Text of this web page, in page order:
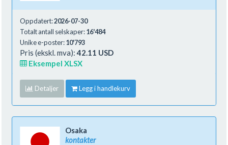
Oppdatert:2026-07-30
Totalt antall selskaper:16'484
Unike e-poster:10'793
Pris (ekskl. mva):42.11 USD
Eksempel XLSX
Detaljer Legg i handlekurv
Osaka
kontakter